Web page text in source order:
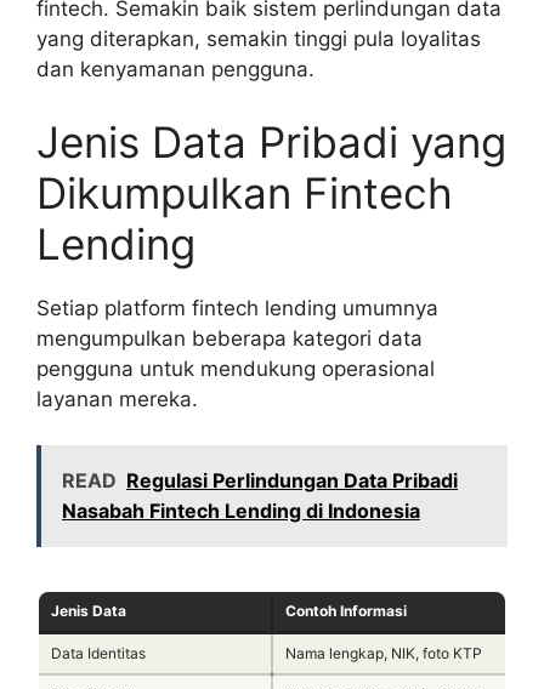
fintech. Semakin baik sistem perlindungan data
yang diterapkan, semakin tinggi pula loyalitas
dan kenyamanan pengguna.
Jenis Data Pribadi yang
Dikumpulkan Fintech
Lending
Setiap platform fintech lending umumnya
mengumpulkan beberapa kategori data
pengguna untuk mendukung operasional
layanan mereka.
READ Regulasi Perlindungan Data Pribadi
Nasabah Fintech Lending di Indonesia
Jenis Data Contoh Informasi
Data Identitas Nama lengkap, NIK, foto KTP